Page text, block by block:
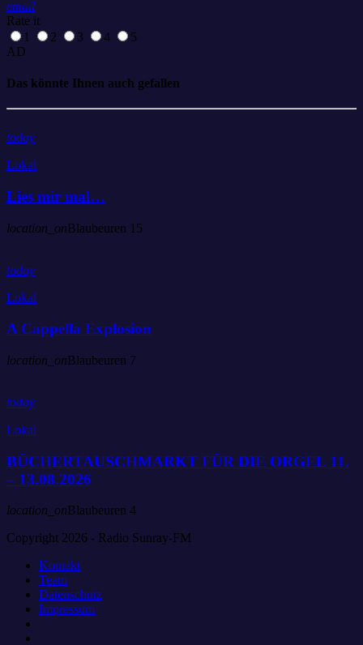
email
Rate it
1
2 3 4
5
AD
Das könnte Ihnen auch gefallen
today
Lokal
Lies mir mal…
location_onBlaubeuren 15
today
Lokal
A Cappella Explosion
location_onBlaubeuren 7
today
Lokal
BÜCHERTAUSCHMARKT FÜR DIE ORGEL 11.
– 13.08.2026
location_onBlaubeuren 4
Copyright 2026 - Radio Sunray-FM
Kontakt
Team
Datenschutz
Impressum